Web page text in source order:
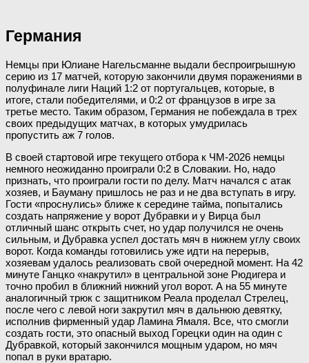
Германия
Немцы при Юлиане Нагельсманне выдали беспроигрышную
серию из 17 матчей, которую закончили двумя поражениями в
полуфинале лиги Наций 1:2 от португальцев, которые, в
итоге, стали победителями, и 0:2 от французов в игре за
третье место. Таким образом, Германия не побеждала в трех
своих предыдущих матчах, в которых умудрилась
пропустить аж 7 голов.
В своей стартовой игре текущего отбора к ЧМ-2026 немцы
немного неожиданно проиграли 0:2 в Словакии. Но, надо
признать, что проиграли гости по делу. Матч начался с атак
хозяев, и Бауману пришлось не раз и не два вступать в игру.
Гости «проснулись» ближе к середине тайма, попытались
создать напряжение у ворот Дубравки и у Вирца был
отличный шанс открыть счет, но удар получился не очень
сильным, и Дубравка успел достать мяч в нижнем углу своих
ворот. Когда команды готовились уже идти на перерыв,
хозяевам удалось реализовать свой очередной момент. На 42
минуте Ганцко «накрутил» в центральной зоне Рюдигера и
точно пробил в ближний нижний угол ворот. А на 55 минуте
аналогичный трюк с защитником Реала проделал Стрелец,
после чего с левой ноги закрутил мяч в дальнюю девятку,
исполнив фирменный удар Ламина Ямаля. Все, что смогли
создать гости, это опасный выход Горецки один на один с
Дубравкой, который закончился мощным ударом, но мяч
попал в руки вратарю.